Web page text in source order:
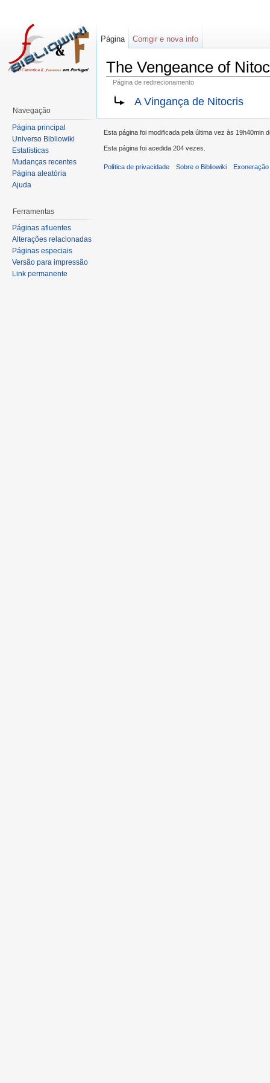
The Vengeance of
Página de redirecionamento
A Vingança de Nitocris
Página Corrigir e nova info
Navegação
Página principal
Universo Bibliowiki
Estatísticas
Mudanças recentes
Página aleatória
Ajuda
Ferramentas
Páginas afluentes
Alterações relacionadas
Páginas especiais
Versão para impressão
Link permanente
Esta página foi modificada pela última vez às 19h40min
Esta página foi acedida 204 vezes.
Política de privacidade Sobre o Bibliowiki